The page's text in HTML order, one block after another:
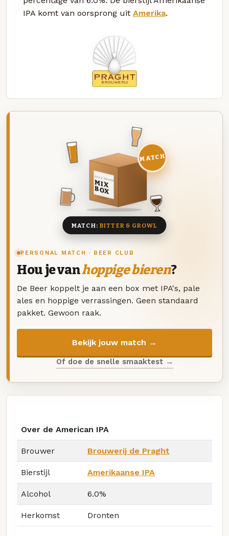
IPA komt van oorsprong uit Amerika.
PERSONAL MATCH · BEER CLUB
Hou je vanhoppige bieren?
De Beer koppelt je aan een box met IPA's, pale
ales en hoppige verrassingen. Geen standaard
pakket. Gewoon raak.
Bekijk jouw match →
Of doe de snelle smaaktest →
DEZE MAAND
MIX
BOX
8 BIEREN
MATCH
MATCH: BITTER & GROWL
Over de American IPA
Brouwer Brouwerij de Praght
Bierstijl Amerikaanse IPA
Alcohol 6.0%
Herkomst Dronten